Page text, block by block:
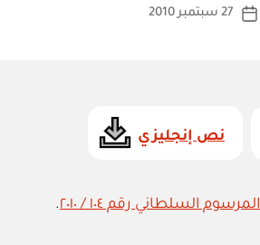
كاتب
ة
تاريخ
27 سبتمبر 2010
نص إنجليزي
المرسوم السلطاني رقم ١٠٤ / ٢٠١٠ .